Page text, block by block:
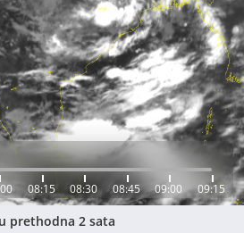
08:15 08:30 08:45 09:00 09:15
prethodna 2 sata